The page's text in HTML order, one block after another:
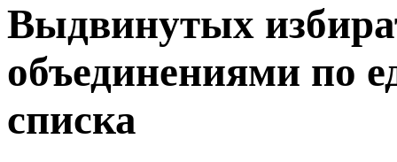
Выдвинутых
объединениями по
списка